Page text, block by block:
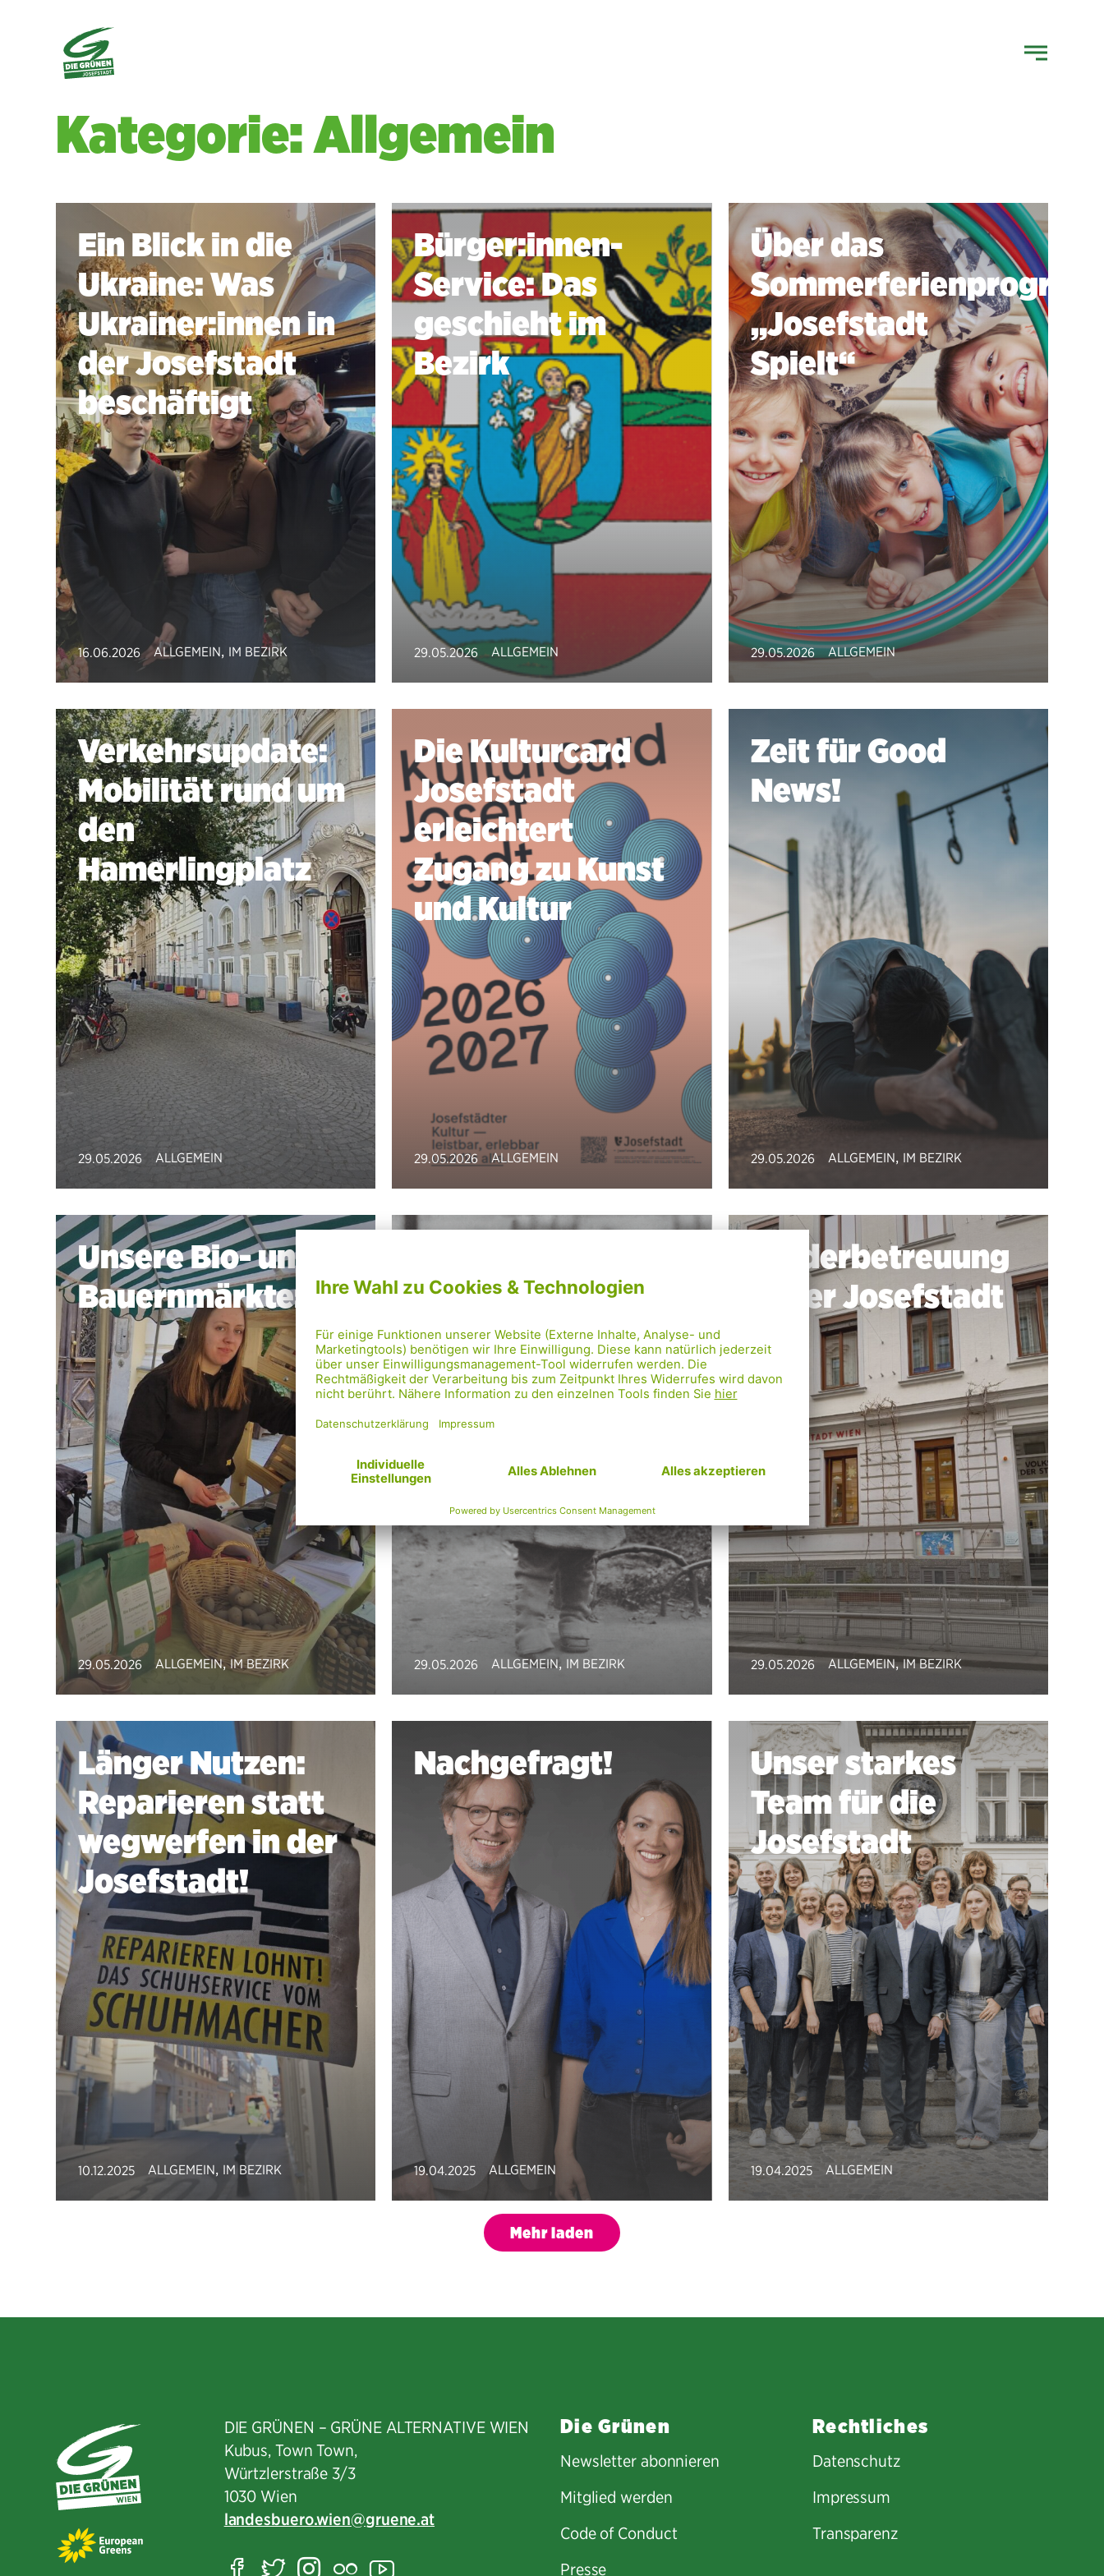
Kategorie: Allgemein
Ein Blick in die
Ukraine: Was
Ukrainer:innen in
der Josefstadt
beschäftigt
16.06.2026 ALLGEMEIN, IM BEZIRK
Bürger:innen-
Service: Das
geschieht im
Bezirk
29.05.2026 ALLGEMEIN
Über das
„Josefstadt
Spielt“
29.05.2026 ALLGEMEIN
Verkehrsupdate:
Mobilität rund um
den
Hamerlingplatz
29.05.2026 ALLGEMEIN
Die Kulturcard
Josefstadt
erleichtert
Zugang zu Kunst
und Kultur
29.05.2026 ALLGEMEIN
Zeit für Good
News!
29.05.2026 ALLGEMEIN, IM BEZIRK
Unsere Bio- und
Bauernmärkte:
29.05.2026 ALLGEMEIN,IM BEZIRK
Hamerlingpark
wird zum Lore-
Segal-Park
29.05.2026 ALLGEMEIN, IM BEZIRK
Kinderbetreuung
in der Josefstadt
29.05.2026 ALLGEMEIN,IM BEZIRK
Länger Nutzen:
Reparieren statt
wegwerfen in der
Josefstadt!
10.12.2025 ALLGEMEIN, IM BEZIRK
Nachgefragt!
19.04.2025 ALLGEMEIN
Unser starkes
Team für die
Josefstadt
19.04.2025 ALLGEMEIN
Mehr laden
DIE GRÜNEN – GRÜNE ALTERNATIVE WIEN
Kubus, Town Town,
Würtzlerstraße 3/3​
1030 Wien
landesbuero.wien
gruene.at
Facebook
TwitterInstagram
FlickrYouTube
Die Grünen
Newsletter abonnieren
Mitglied werden
Code of Conduct
Presse
Rechtliches
Datenschutz
Impressum
Transparenz